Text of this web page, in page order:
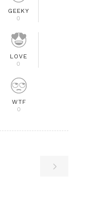
GEEKY
0
LOVE
0
WTF
0